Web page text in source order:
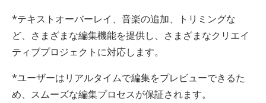
*テキストオーバーレイ、音楽の追加、トリミングな
ど、さまざまな編集機能を提供し、さまざまなクリエイ
ティブプロジェクトに対応します。
*ユーザーはリアルタイムで編集をプレビューできるた
め、スムーズな編集プロセスが保証されます。